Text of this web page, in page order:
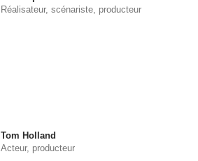
Réalisateur, scénariste, producteur
Tom Holland
Acteur, producteur